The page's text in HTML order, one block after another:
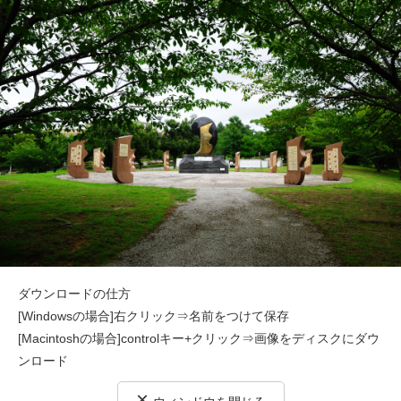
ダウンロードの仕方
[Windowsの場合]右クリック⇒名前をつけて保存
[Macintoshの場合]controlキー+クリック⇒画像をディスクにダウ
ンロード